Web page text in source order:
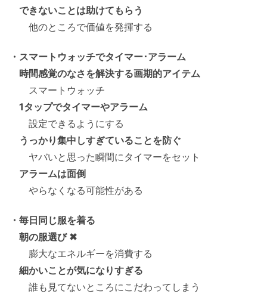
できないことは助けてもらう
他のところで価値を発揮する
・スマートウォッチでタイマー･アラーム
時間感覚のなさを解決する画期的アイテム
スマートウォッチ
1タップでタイマーやアラーム
設定できるようにする
うっかり集中しすぎていることを防ぐ
ヤバいと思った瞬間にタイマーをセット
アラームは面倒
やらなくなる可能性がある
・毎日同じ服を着る
朝の服選び ✖
膨大なエネルギーを消費する
細かいことが気になりすぎる
誰も見てないところにこだわってしまう